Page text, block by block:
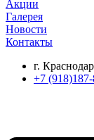
Акции
Галерея
Новости
Контакты
г. Краснодар
+7